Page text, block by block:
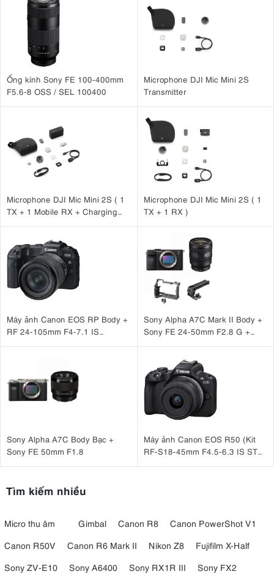
Ống kính Sony FE 100-400mm
F5.6-8 OSS / SEL 100400
Microphone DJI Mic Mini 2S
Transmitter
Microphone DJI Mic Mini 2S ( 1
TX + 1 Mobile RX + Charging
Microphone DJI Mic Mini 2S ( 1
TX + 1 RX )
Máy ảnh Canon EOS RP Body +
RF 24-105mm F4-7.1 IS
Sony Alpha A7C Mark II Body +
Sony FE 24-50mm F2.8 G +
3766
Sony Alpha A7C Body Bạc +
Sony FE 50mm F1.8
Máy ảnh Canon EOS R50 (Kit
RF-S18-45mm F4.5-6.3 IS STM
Tìm kiếm nhiều
Micro thu âm Gimbal Canon R8
Canon PowerShot V1
Canon R50V
Canon R6 Mark II Nikon Z8
Fujifilm X-Half
Sony ZV-E10
Sony A6400 Sony RX1R III
Sony FX2